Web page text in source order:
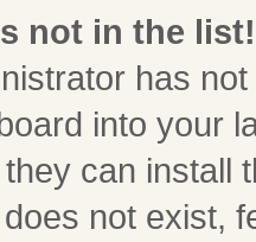
not in the list!
has
into your
can install
not exist,